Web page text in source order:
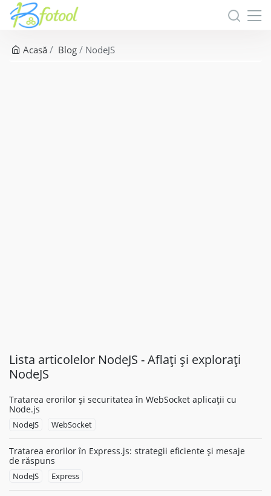
Acasă Blog NodeJS
Lista articolelor NodeJS - Aflați și explorați
NodeJS
Tratarea erorilor și securitatea în WebSocket aplicații cu
Node.js
NodeJS WebSocket
Tratarea erorilor în Express.js: strategii eficiente și mesaje
de răspuns
NodeJS Express